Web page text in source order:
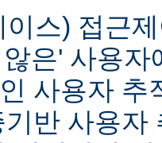
스) 접근
은' 사용
사용자 추
반 사용자